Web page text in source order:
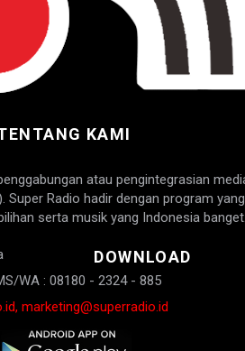
KAMI
atau pengintegrasian
Super Radio hadir dengan program yang
serta musik yang Indonesia
WA : 08180 - 2324 - 885
marketing@superradio.id
DOWNLOAD